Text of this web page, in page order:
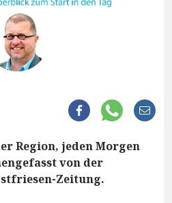
Region, jeden Morgen
von der
Zeitung.